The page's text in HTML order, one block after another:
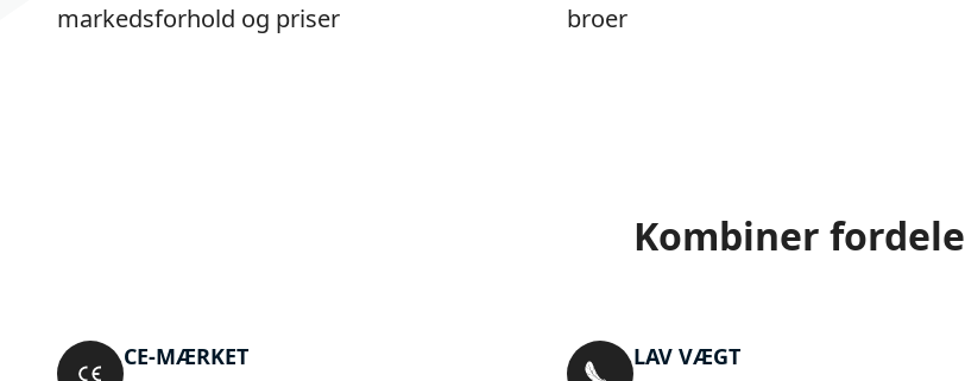
markedsforhold og priser
broer
Kombiner fordele
CE-MÆRKET LAV VÆGT